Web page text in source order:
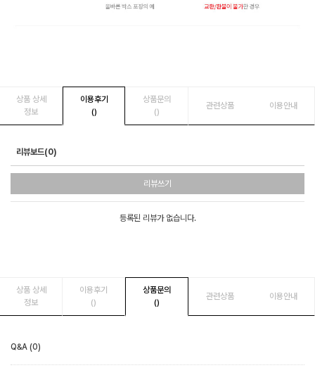
상품 상세
정보
이용후기
()
상품문의
()
관련상품 이용안내
리뷰보드(0)
리뷰쓰기
등록된 리뷰가 없습니다.
상품 상세
정보
이용후기
()
상품문의
()
관련상품 이용안내
Q&A (0)